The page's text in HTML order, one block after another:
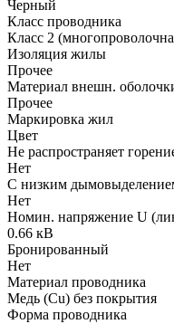
Черный
Класс проводника
Класс 2
Изоляция жилы
Прочее
Материал внешн.
Прочее
Маркировка жил
Цвет
Не распространяет
Нет
С низким
Нет
Номин. напряжение U
0.66 кВ
Бронированный
Нет
Материал проводника
Медь (Cu) без покрытия
Форма проводника